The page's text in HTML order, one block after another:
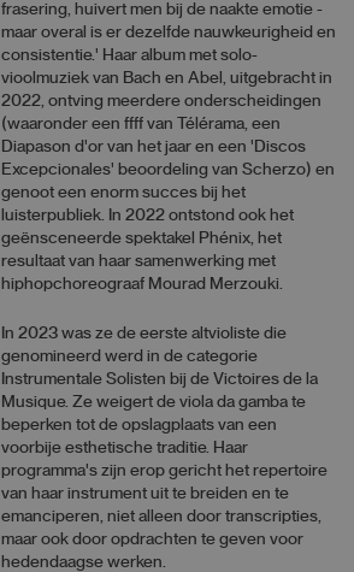
frasering, huivert men bij de naakte emotie -
maar overal is er dezelfde nauwkeurigheid en
consistentie.' Haar album met solo-
vioolmuziek van Bach en Abel, uitgebracht in
2022, ontving meerdere onderscheidingen
(waaronder een ffff van Télérama, een
Diapason d'or van het jaar en een 'Discos
Excepcionales' beoordeling van Scherzo) en
genoot een enorm succes bij het
luisterpubliek. In 2022 ontstond ook het
geënsceneerde spektakel Phénix, het
resultaat van haar samenwerking met
hiphopchoreograaf Mourad Merzouki.
In 2023 was ze de eerste altvioliste die
genomineerd werd in de categorie
Instrumentale Solisten bij de Victoires de la
Musique. Ze weigert de viola da gamba te
beperken tot de opslagplaats van een
voorbije esthetische traditie. Haar
programma's zijn erop gericht het repertoire
van haar instrument uit te breiden en te
emanciperen, niet alleen door transcripties,
maar ook door opdrachten te geven voor
hedendaagse werken.